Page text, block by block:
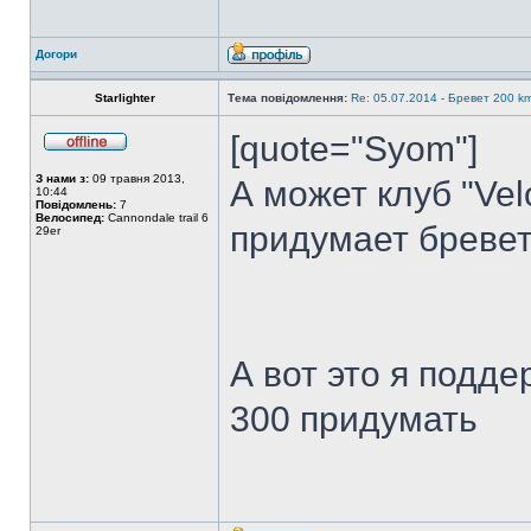
Догори
Starlighter Тема повідомлення: Re: 05.07.2014 - Бревет 200
З нами з: 09 травня 2013,
10:44
Повідомлень: 7
Велосипед: Cannondale trail 6
29er
[quote="Syom"]
А может клуб
придумает
А вот это я
300 придумать